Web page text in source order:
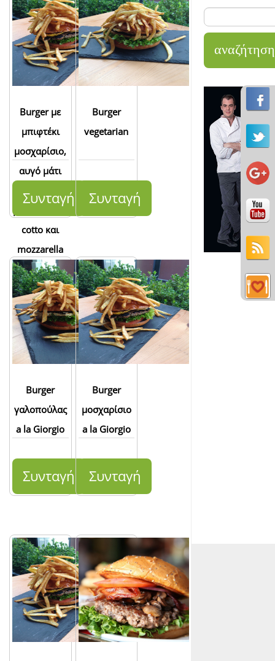
Burger με
μπιφτέκι
μοσχαρίσιο,
αυγό μάτι
στην πλάκα,
με prosciutto
cotto και
mozzarella
Συνταγή
Burger
vegetarian
Συνταγή
Burger
γαλοπούλας
a la Giorgio
Συνταγή
Burger
μοσχαρίσιο
a la Giorgio
Συνταγή